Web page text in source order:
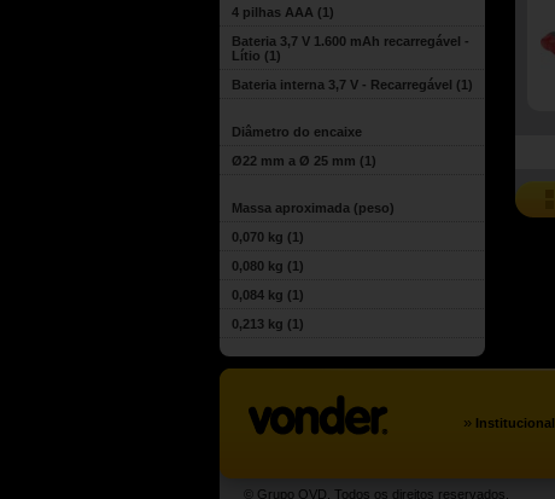
4 pilhas AAA (1)
Bateria 3,7 V 1.600 mAh recarregável -
Lítio (1)
Bateria interna 3,7 V - Recarregável (1)
Diâmetro do encaixe
Ø22 mm a Ø 25 mm (1)
Massa aproximada (peso)
0,070 kg (1)
0,080 kg (1)
0,084 kg (1)
0,213 kg (1)
» Institucional
© Grupo OVD. Todos os direitos reservados.